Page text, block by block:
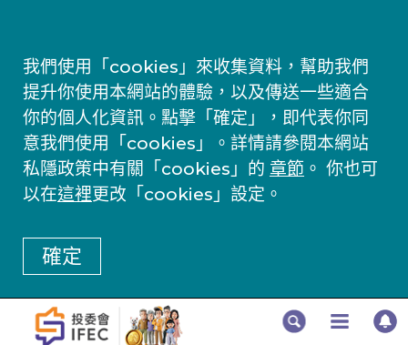
我們使用「cookies」來收集資料，幫助我們
提升你使用本網站的體驗，以及傳送一些適合
你的個人化資訊。點擊「確定」，即代表你同
意我們使用「cookies」。詳情請參閱本網站
私隱政策中有關「cookies」的 章節 。 你也可
以在這裡更改「cookies」設定。
確定